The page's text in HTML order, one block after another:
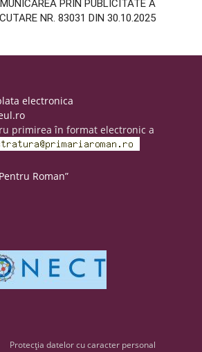
PRIN PUBLICITATE A
NR. 83031 DIN 30.10.2025
electronica
primirea în format electronic a
Roman”
Protecția datelor cu caracter personal